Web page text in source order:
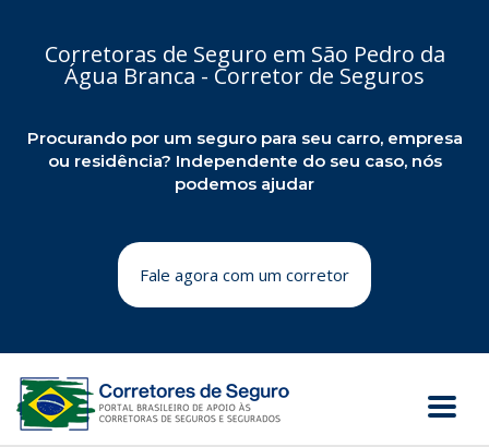
Corretoras de Seguro em São Pedro da
Água Branca - Corretor de Seguros
Procurando por um seguro para seu carro, empresa
ou residência? Independente do seu caso, nós
podemos ajudar
Fale agora com um corretor